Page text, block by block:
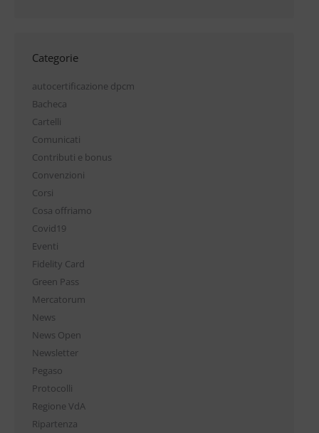
Categorie
autocertificazione dpcm
Bacheca
Cartelli
Comunicati
Contributi e bonus
Convenzioni
Corsi
Cosa offriamo
Covid19
Eventi
Fidelity Card
Green Pass
Mercatorum
News
News Open
Newsletter
Pegaso
Protocolli
Regione VdA
Ripartenza